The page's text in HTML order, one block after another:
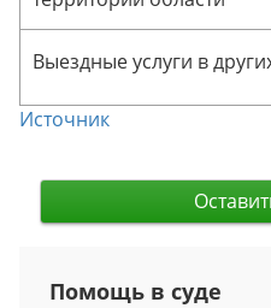
Выездные услуги в
Источник
Помощь в суде